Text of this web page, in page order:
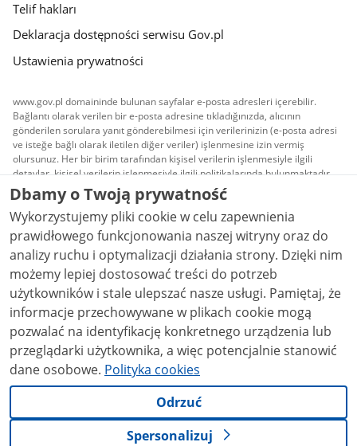
Telif hakları
Deklaracja dostępności serwisu Gov.pl
Ustawienia prywatności
www.gov.pl domaininde bulunan sayfalar e-posta adresleri içerebilir.
Bağlantı olarak verilen bir e-posta adresine tıkladığınızda, alıcının
gönderilen sorulara yanıt gönderebilmesi için verilerinizin (e-posta adresi
ve isteğe bağlı olarak iletilen diğer veriler) işlenmesine izin vermiş
olursunuz. Her bir birim tarafından kişisel verilerin işlenmesiyle ilgili
detaylar, kişisel verilerin işlenmesiyle ilgili politikalarında bulunmaktadır.
Bu web sitesinde yayınlanan tüm içerik, aksi
belirtilmedikçe,Creative Commons Atıf 3.0 PL
kapsamındadır.
Dbamy o Twoją prywatność
Wykorzystujemy pliki cookie w celu zapewnienia
prawidłowego funkcjonowania naszej witryny oraz do
analizy ruchu i optymalizacji działania strony. Dzięki nim
możemy lepiej dostosować treści do potrzeb
użytkowników i stale ulepszać nasze usługi. Pamiętaj, że
informacje przechowywane w plikach cookie mogą
pozwalać na identyfikację konkretnego urządzenia lub
przeglądarki użytkownika, a więc potencjalnie stanowić
dane osobowe. Polityka cookies
Odrzuć
Spersonalizuj